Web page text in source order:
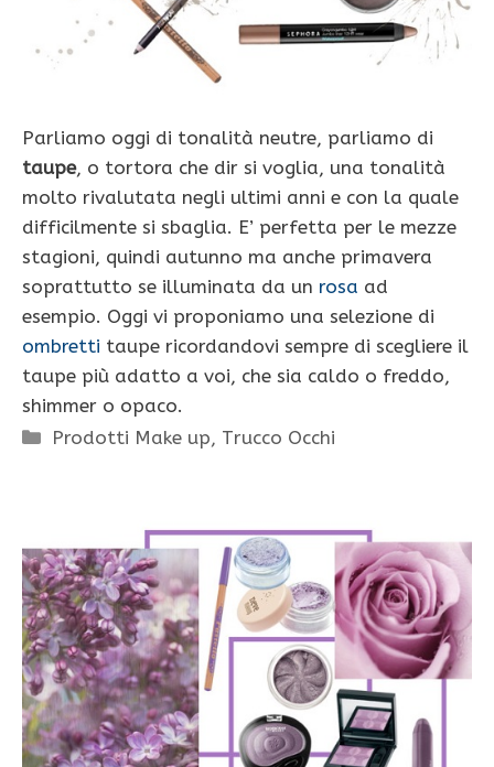
Parliamo oggi di tonalità neutre, parliamo di
taupe, o tortora che dir si voglia, una tonalità
molto rivalutata negli ultimi anni e con la quale
difficilmente si sbaglia. E’ perfetta per le mezze
stagioni, quindi autunno ma anche primavera
soprattutto se illuminata da un rosa ad
esempio. Oggi vi proponiamo una selezione di
ombretti taupe ricordandovi sempre di scegliere il
taupe più adatto a voi, che sia caldo o freddo,
shimmer o opaco.
Categorie
Prodotti Make up, Trucco Occhi